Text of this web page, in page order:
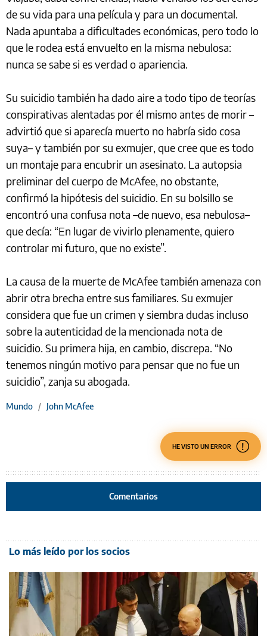
de su vida para una película y para un documental.
Nada apuntaba a dificultades económicas, pero todo lo
que le rodea está envuelto en la misma nebulosa:
nunca se sabe si es verdad o apariencia.
Su suicidio también ha dado aire a todo tipo de teorías
conspirativas alentadas por él mismo antes de morir –
advirtió que si aparecía muerto no habría sido cosa
suya– y también por su exmujer, que cree que es todo
un montaje para encubrir un asesinato. La autopsia
preliminar del cuerpo de McAfee, no obstante,
confirmó la hipótesis del suicidio. En su bolsillo se
encontró una confusa nota –de nuevo, esa nebulosa–
que decía: “En lugar de vivirlo plenamente, quiero
controlar mi futuro, que no existe”.
La causa de la muerte de McAfee también amenaza con
abrir otra brecha entre sus familiares. Su exmujer
considera que fue un crimen y siembra dudas incluso
sobre la autenticidad de la mencionada nota de
suicidio. Su primera hija, en cambio, discrepa. “No
tenemos ningún motivo para pensar que no fue un
suicidio”, zanja su abogada.
Mundo / John McAfee
HE VISTO UN ERROR
Comentarios
Lo más leído por los socios